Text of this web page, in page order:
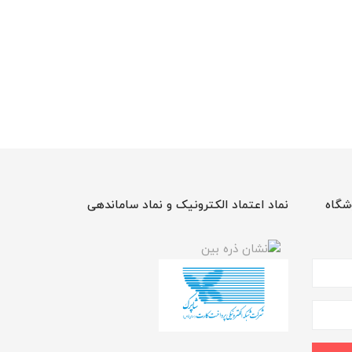
نماد اعتماد الکترونیک و نماد ساماندهی